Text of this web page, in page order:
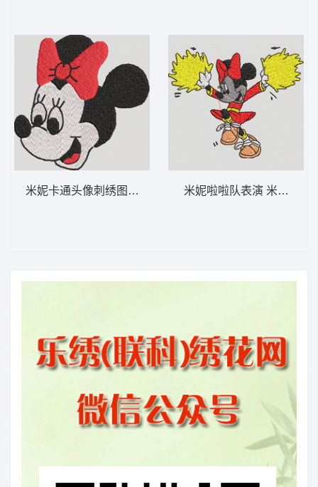
米妮卡通头像刺绣图案 米妮 30-DST格式米妮啦啦队表演 米妮 17-